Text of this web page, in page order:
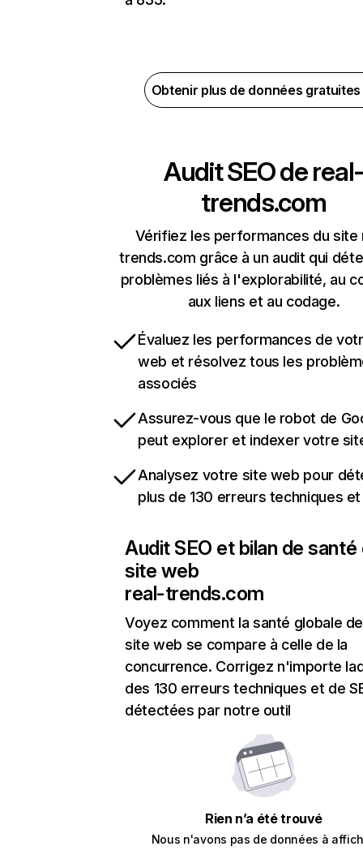
Obtenir plus de données
Audit SEO dereal-
trends.com
Vérifiez les performances du site
trends.com grâce à un audit qui
problèmes liés à l'explorabilité, au
aux liens et au codage.
Évaluez les performances de
web et résolvez tous les
associés
Assurez-vous que le robot de
peut explorer et indexer votre
Analysez votre site web pour
plus de 130 erreurs techniques et
Audit SEO et bilan de santé
site web
real-trends.com
Voyez comment la santé globale
site web se compare à celle de la
concurrence. Corrigez n'importe
des 130 erreurs techniques et de
détectées par notre outil
Rien n’a été trouvé
Nous n'avons pas de données à